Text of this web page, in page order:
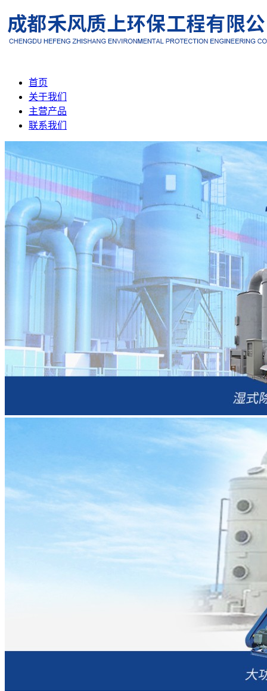
首页
关于我们
主营产品
联系我们